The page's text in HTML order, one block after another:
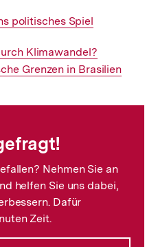
politisches Spiel
Klimawandel?
Grenzen in Brasilien
Nehmen Sie an
helfen Sie uns dabei,
Dafür
Zeit.